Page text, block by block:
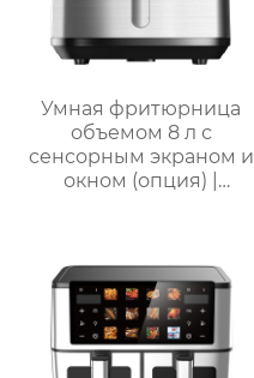
Умная фритюрница
объемом 8 л с
сенсорным экраном и
окном (опция) |